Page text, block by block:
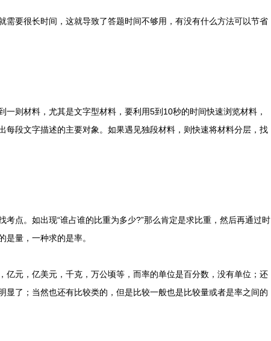
要很长时间，这就导致了答题时间不够用，有没有什么方法可以节省
材料，尤其是文字型材料，要利用5到10秒的时间快速浏览材料，
段文字描述的主要对象。如果遇见独段材料，则快速将材料分层，找
。如出现“谁占谁的比重为多少?”那么肯定是求比重，然后再通过时
量，一种求的是率。
元，亿美元，千克，万公顷等，而率的单位是百分数，没有单位；还
了；当然也还有比较类的，但是比较一般也是比较量或者是率之间的